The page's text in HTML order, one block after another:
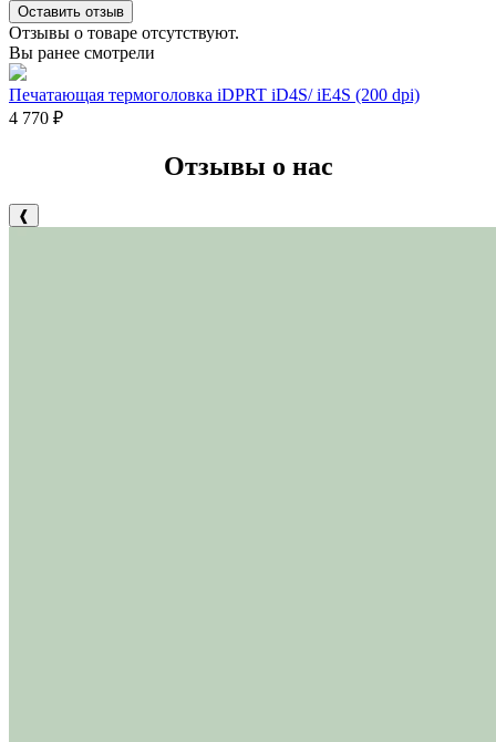
Оставить отзыв
Отзывы о товаре отсутствуют.
Вы ранее смотрели
Печатающая термоголовка iDPRT iD4S/ iE4S (200 dpi)
4 770 ₽
Отзывы о нас
❰